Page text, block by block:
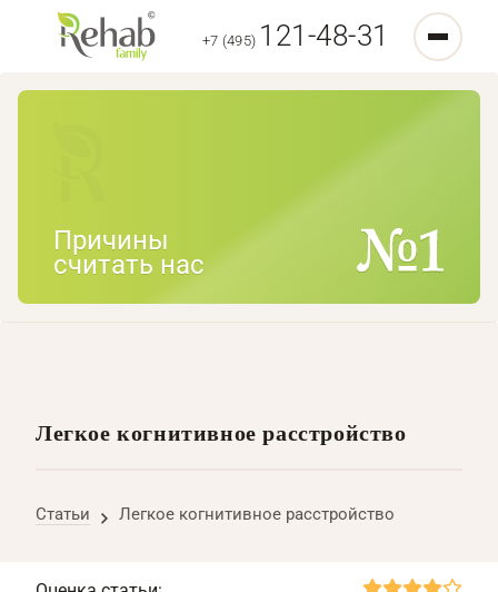
+7 (495) 121-48-31
Причины
считать нас
Легкое когнитивное расстройство
Статьи Легкое когнитивное расстройство